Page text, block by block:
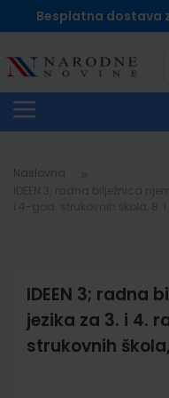
Besplatna dostava
Naslovna
IDEEN 3; radna
jezika za 3. i 4.
strukovnih